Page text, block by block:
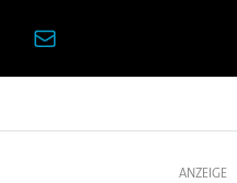
ANZEIGE